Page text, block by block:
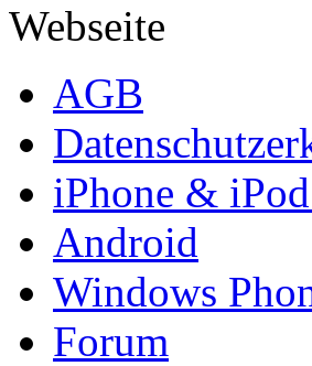
Webseite
AGB
iPhone &
Android
Windows
Forum